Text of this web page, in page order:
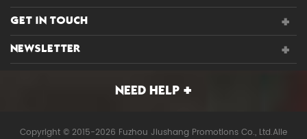
GET IN TOUCH
NEWSLETTER
NEED HELP
Copyright © 2015-2026 Fuzhou Jiushang Promotions Co., Ltd.Alle